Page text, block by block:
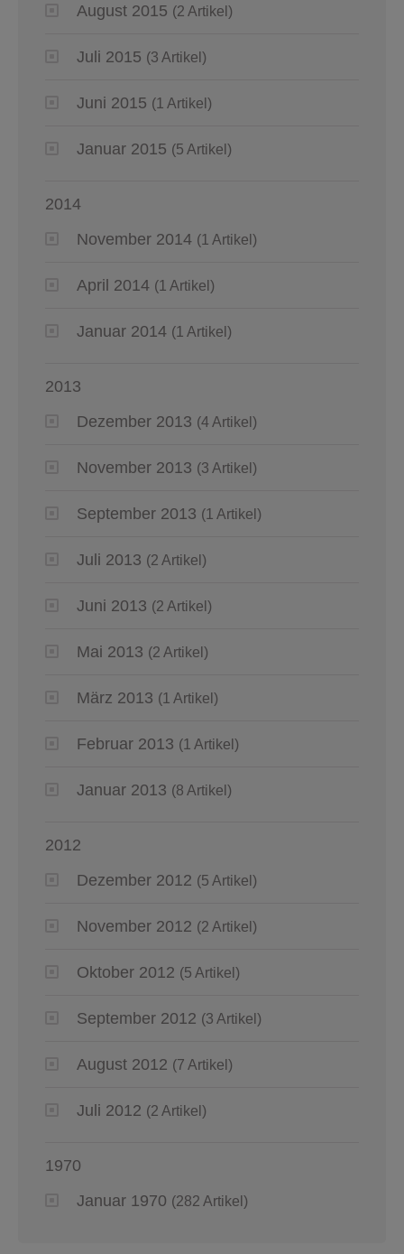
August 2015 (2 Artikel)
Juli 2015 (3 Artikel)
Juni 2015 (1 Artikel)
Januar 2015 (5 Artikel)
2014
November 2014 (1 Artikel)
April 2014 (1 Artikel)
Januar 2014 (1 Artikel)
2013
Dezember 2013 (4 Artikel)
November 2013 (3 Artikel)
September 2013 (1 Artikel)
Juli 2013 (2 Artikel)
Juni 2013 (2 Artikel)
Mai 2013 (2 Artikel)
März 2013 (1 Artikel)
Februar 2013 (1 Artikel)
Januar 2013 (8 Artikel)
2012
Dezember 2012 (5 Artikel)
November 2012 (2 Artikel)
Oktober 2012 (5 Artikel)
September 2012 (3 Artikel)
August 2012 (7 Artikel)
Juli 2012 (2 Artikel)
1970
Januar 1970 (282 Artikel)